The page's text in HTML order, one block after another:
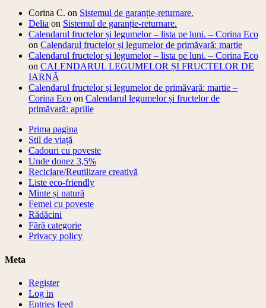
Corina C. on Sistemul de garanție-returnare.
Delia on Sistemul de garanție-returnare.
Calendarul fructelor și legumelor – lista pe luni. – Corina Eco
on Calendarul fructelor și legumelor de primăvară: martie
Calendarul fructelor și legumelor – lista pe luni. – Corina Eco
on CALENDARUL LEGUMELOR ȘI FRUCTELOR DE
IARNĂ
Calendarul fructelor și legumelor de primăvară: martie –
Corina Eco on Calendarul legumelor și fructelor de
primăvară: aprilie
Prima pagina
Stil de viață
Cadouri cu poveste
Unde donez 3,5%
Reciclare/Reutilizare creativă
Liste eco-friendly
Minte și natură
Femei cu poveste
Rădăcini
Fără categorie
Privacy policy
Meta
Register
Log in
Entries feed